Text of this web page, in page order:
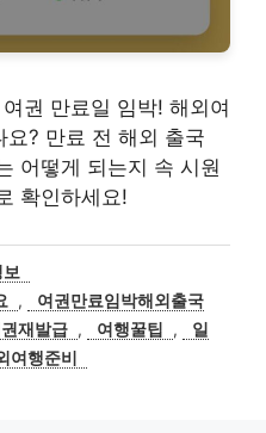
권 만료일 임박! 해외여
? 만료 전 해외 출국
어떻게 되는지 속 시원
확인하세요!
보
,
여권만료임박해외출국
재발급 , 여행꿀팁 ,
일
여행준비